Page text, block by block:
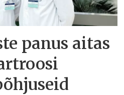
panus aitas